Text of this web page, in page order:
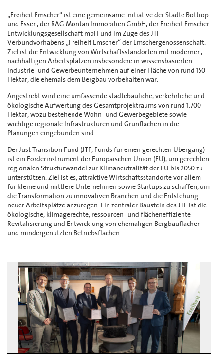
„Freiheit Emscher“ ist eine gemeinsame Initiative der Städte Bottrop
und Essen, der RAG Montan Immobilien GmbH, der Freiheit Emscher
Entwicklungsgesellschaft mbH und im Zuge des JTF-
Verbundvorhabens „Freiheit Emscher“ der Emschergenossenschaft.
Ziel ist die Entwicklung von Wirtschaftsstandorten mit modernen,
nachhaltigen Arbeitsplätzen insbesondere in wissensbasierten
Industrie- und Gewerbeunternehmen auf einer Fläche von rund 150
Hektar, die ehemals dem Bergbau vorbehalten war.
Angestrebt wird eine umfassende städtebauliche, verkehrliche und
ökologische Aufwertung des Gesamtprojektraums von rund 1.700
Hektar, wozu bestehende Wohn- und Gewerbegebiete sowie
wichtige regionale Infrastrukturen und Grünflächen in die
Planungen eingebunden sind.
Der Just Transition Fund (JTF, Fonds für einen gerechten Übergang)
ist ein Förderinstrument der Europäischen Union (EU), um gerechten
regionalen Strukturwandel zur Klimaneutralität der EU bis 2050 zu
unterstützen. Ziel ist es, attraktive Wirtschaftsstandorte vor allem
für kleine und mittlere Unternehmen sowie Startups zu schaffen, um
die Transformation zu innovativen Branchen und die Entstehung
neuer Arbeitsplätze anzuregen. Ein zentraler Baustein des JTF ist die
ökologische, klimagerechte, ressourcen- und flächeneffiziente
Revitalisierung und Entwicklung von ehemaligen Bergbauflächen
und mindergenutzten Betriebsflächen.